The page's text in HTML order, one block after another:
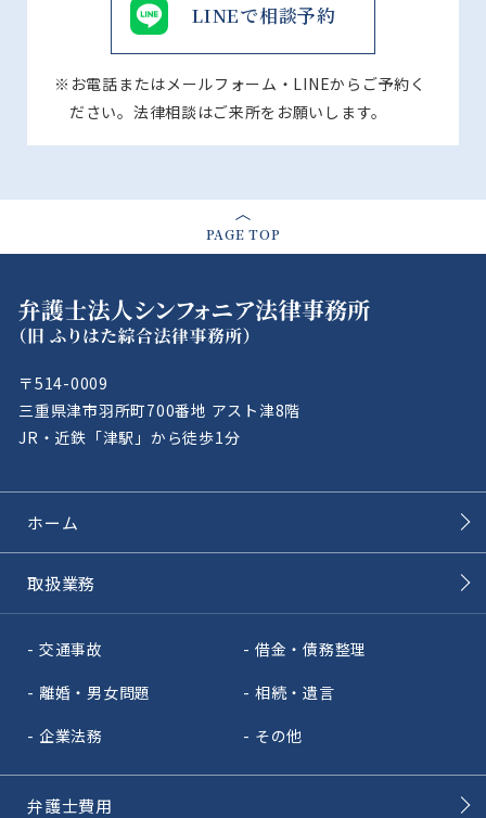
LINEで相談予約
※お電話またはメールフォーム・LINEからご予約く
ださい。法律相談はご来所をお願いします。
PAGE TOP
〒514-0009
三重県津市羽所町700番地 アスト津8階
JR・近鉄「津駅」から徒歩1分
ホーム
取扱業務
交通事故
借金・債務整理
離婚・男女問題
相続・遺言
企業法務
その他
弁護士費用